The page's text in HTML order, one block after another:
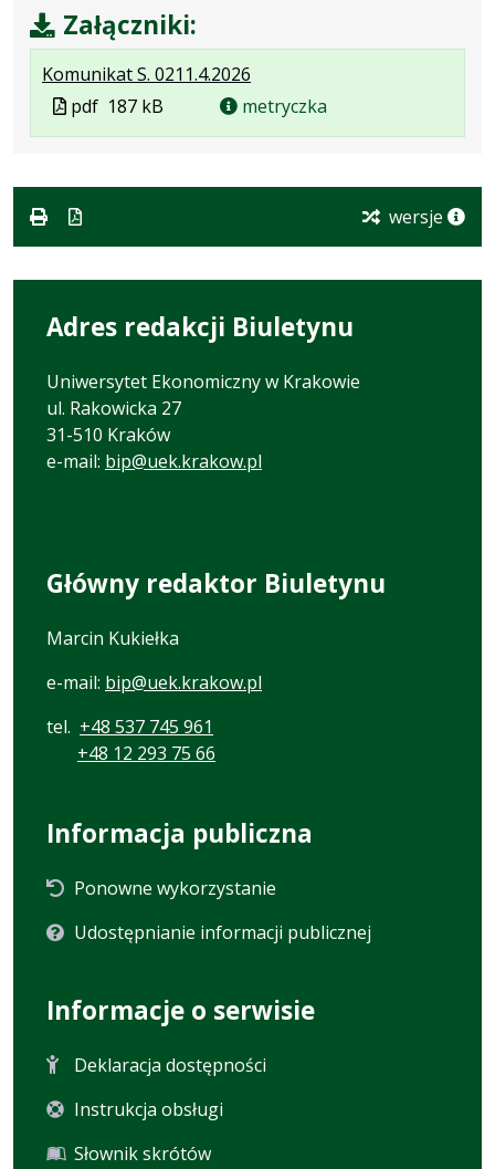
Załączniki:
Komunikat S. 0211.4.2026
Plik
Rozmiar
pliku:
Otwiera
Plik
w
pdf 187 kB metryczka
wersje
Adres redakcji Biuletynu
Uniwersytet Ekonomiczny w Krakowie
ul. Rakowicka 27
31-510 Kraków
e-mail: bip@uek.krakow.pl
Główny redaktor Biuletynu
Marcin Kukiełka
e-mail: bip@uek.krakow.pl
tel. +48 537 745 961
+48 12 293 75 66
Informacja publiczna
Ponowne wykorzystanie
Udostępnianie informacji publicznej
Informacje o serwisie
Deklaracja dostępności
Instrukcja obsługi
Słownik skrótów